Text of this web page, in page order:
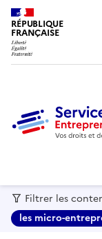
RÉPUBLIQUE
FRANÇAISE
Filtrer les
les micro-